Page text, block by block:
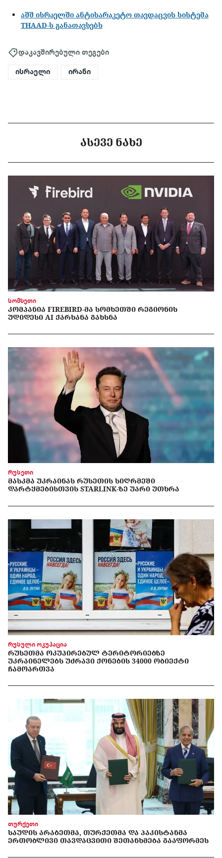
აშშ ისრაელში ანტისარაკეტო თავდაცვის სისტემა
THAAD-ს განათავსებს
დაკავშირებული თეგები
ისრაელი ირანი
ᲐᲡᲔᲕᲔ ᲜᲐᲮᲔ
სომხეთი
ᲙᲝᲛᲞᲐᲜᲘᲐ FIREBIRD-ᲛᲐ ᲡᲝᲛᲮᲔᲗᲨᲘ ᲠᲔᲒᲘᲝᲜᲘᲡ
ᲣᲓᲘᲓᲔᲡᲘ AI ᲥᲐᲠᲮᲐᲜᲐ ᲒᲐᲮᲡᲜᲐ
რუსეთი
ᲛᲐᲡᲙᲛᲐ ᲣᲙᲠᲐᲘᲜᲐᲡ ᲠᲣᲡᲔᲗᲘᲡ ᲡᲘᲦᲠᲛᲔᲨᲘ
ᲓᲐᲠᲢᲧᲛᲔᲑᲘᲡᲗᲕᲘᲡ STARLINK-ᲖᲔ ᲣᲐᲠᲘ ᲣᲗᲮᲠᲐ
რუსული ოკუპაცია
ᲠᲣᲡᲔᲗᲛᲐ ᲝᲙᲣᲞᲘᲠᲔᲑᲣᲚ ᲢᲔᲠᲘᲢᲝᲠᲘᲔᲑᲖᲔ
ᲣᲙᲠᲐᲘᲜᲔᲚᲔᲑᲡ ᲣᲫᲠᲐᲕᲘ ᲥᲝᲜᲔᲑᲘᲡ 34000 ᲝᲑᲘᲔᲥᲢᲘ
ᲩᲐᲛᲝᲐᲠᲗᲕᲐ
თურქეთი
ᲡᲐᲣᲓᲘᲡ ᲐᲠᲐᲑᲔᲗᲛᲐ, ᲗᲣᲠᲥᲔᲗᲛᲐ ᲓᲐ ᲞᲐᲙᲘᲡᲢᲐᲜᲛᲐ
ᲔᲠᲗᲝᲑᲚᲘᲕᲘ ᲗᲐᲕᲓᲐᲪᲕᲘᲗᲘ ᲨᲔᲗᲐᲜᲮᲛᲔᲑᲐ ᲒᲐᲐᲤᲝᲠᲛᲔᲡ